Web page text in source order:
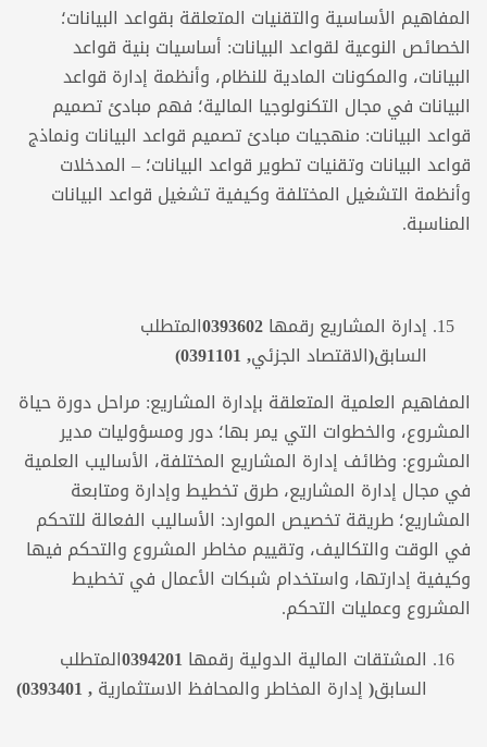
المفاهيم الأساسية والتقنيات المتعلقة بقواعد البيانات؛
الخصائص النوعية لقواعد البيانات: أساسيات بنية قواعد
البيانات، والمكونات المادية للنظام، وأنظمة إدارة قواعد
البيانات في مجال التكنولوجيا المالية؛ فهم مبادئ تصميم
قواعد البيانات: منهجيات مبادئ تصميم قواعد البيانات ونماذج
قواعد البيانات وتقنيات تطوير قواعد البيانات؛ – المدخلات
وأنظمة التشغيل المختلفة وكيفية تشغيل قواعد البيانات
المناسبة.
إدارة المشاريع رقمها0393602المتطلب
السابق(الاقتصاد الجزئي,0391101)
المفاهيم العلمية المتعلقة بإدارة المشاريع: مراحل دورة حياة
المشروع، والخطوات التي يمر بها؛ دور ومسؤوليات مدير
المشروع: وظائف إدارة المشاريع المختلفة، الأساليب العلمية
في مجال إدارة المشاريع، طرق تخطيط وإدارة ومتابعة
المشاريع؛ طريقة تخصيص الموارد: الأساليب الفعالة للتحكم
في الوقت والتكاليف، وتقييم مخاطر المشروع والتحكم فيها
وكيفية إدارتها، واستخدام شبكات الأعمال في تخطيط
المشروع وعمليات التحكم.
المشتقات المالية الدولية رقمها 0394201المتطلب
السابق( إدارة المخاطر والمحافظ الاستثمارية , 0393401)